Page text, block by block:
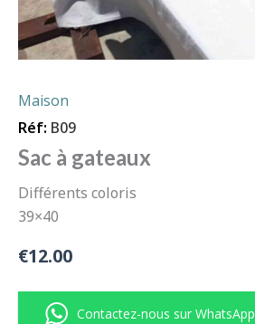
Maison
Réf: B09
Sac à gateaux
Différents coloris
39×40
€12.00
Contactez-nous sur WhatsApp